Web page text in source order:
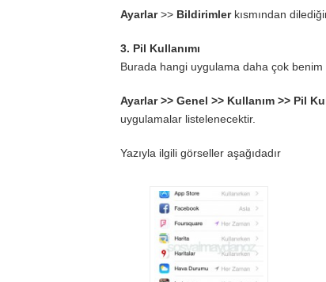
Ayarlar>> Bildirimlerkısmından
3. Pil Kullanımı
Burada hangi uygulama daha çok benim
Ayarlar >> Genel >> Kullanım >> Pil
uygulamalar listelenecektir.
Yazıyla ilgili görseller aşağıdadır